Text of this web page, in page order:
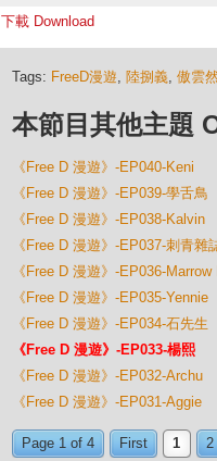
下載 Download
Tags: FreeD漫遊, 陸捌義, 傲雲
本節目其他主題
《Free D 漫遊》-EP040-Keni
《Free D 漫遊》-EP039-學舌鳥
《Free D 漫遊》-EP038-Kalvin
《Free D 漫遊》-EP037-刺青雜
《Free D 漫遊》-EP036-
《Free D 漫遊》-EP035-Yennie
《Free D 漫遊》-EP034-石先生
《Free D 漫遊》-EP033-楊熙
《Free D 漫遊》-EP032-Archu
《Free D 漫遊》-EP031-Aggie
Page 1 of 4 First 1 2